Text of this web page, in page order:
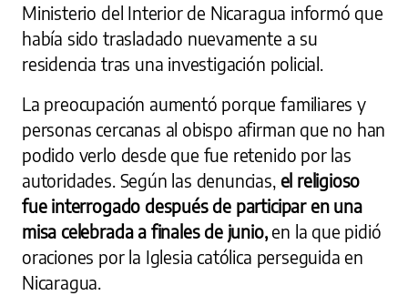
Ministerio del Interior de Nicaragua informó que
había sido trasladado nuevamente a su
residencia tras una investigación policial.
La preocupación aumentó porque familiares y
personas cercanas al obispo afirman que no han
podido verlo desde que fue retenido por las
autoridades. Según las denuncias, el religioso
fue interrogado después de participar en una
misa celebrada a finales de junio,en la que pidió
oraciones por la Iglesia católica perseguida en
Nicaragua.